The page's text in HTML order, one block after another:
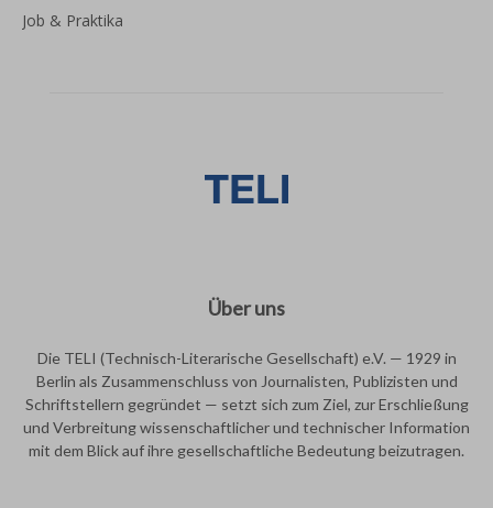
Job & Praktika
Über uns
Die TELI (Technisch-Literarische Gesellschaft) e.V. — 1929 in
Berlin als Zusammenschluss von Journalisten, Publizisten und
Schriftstellern gegründet — setzt sich zum Ziel, zur Erschließung
und Verbreitung wissenschaftlicher und technischer Information
mit dem Blick auf ihre gesellschaftliche Bedeutung beizutragen.